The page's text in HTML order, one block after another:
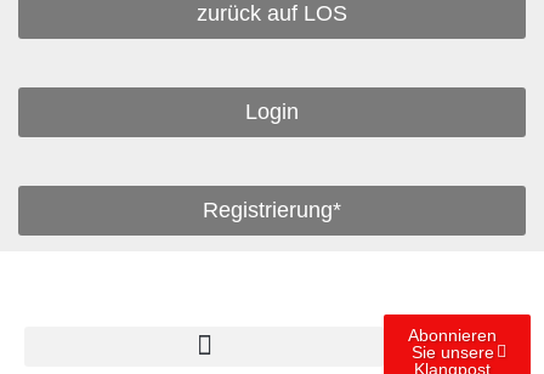
zurück auf LOS
Login
Registrierung*
Abonnieren
Sie unsere
Klangpost